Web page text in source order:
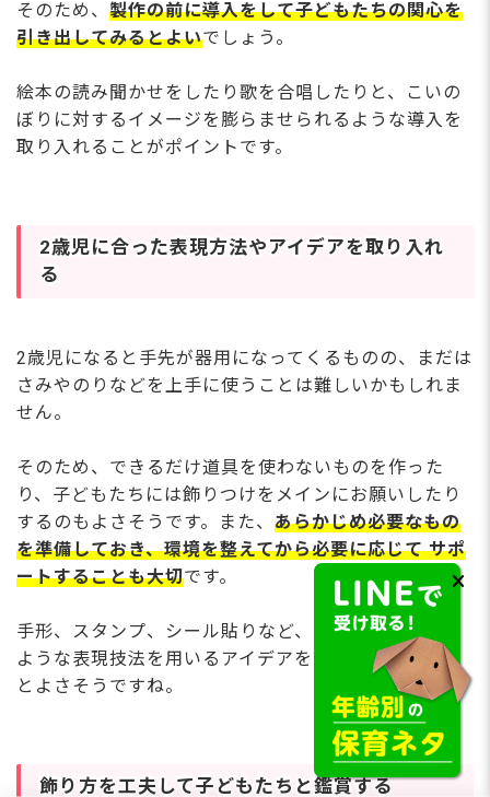
そのため、 製作の前に導入をして子どもたちの関心を
引き出してみるとよいでしょう。
絵本の読み聞かせをしたり歌を合唱したりと、こいの
ぼりに対するイメージを膨らませられるような導入を
取り入れることがポイントです。
2歳児に合った表現方法やアイデアを取り入れ
る
2歳児になると手先が器用になってくるものの、まだは
さみやのりなどを上手に使うことは難しいかもしれま
せん。
そのため、できるだけ道具を使わないものを作った
り、子どもたちには飾りつけをメインにお願いしたり
するのもよさそうです。また、 あらかじめ必要なもの
を準備しておき、環境を整えてから必要に応じて サポ
ートすることも大切です。
手形、スタンプ、シール貼りなど、手指の発達を促す
ような表現技法を用いるアイデアを中心に取り入れる
とよさそうですね。
飾り方を工夫して子どもたちと鑑賞する